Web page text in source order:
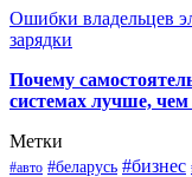
Ошибки владельцев
зарядки
Почему
системах лучше, чем
Метки
#авто #беларусь #бизнес